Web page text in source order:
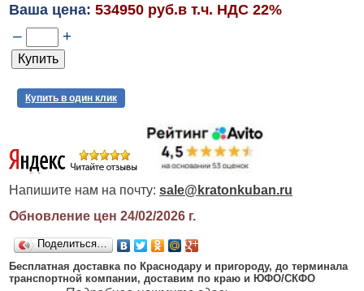
Ваша цена: 534950 руб.в т.ч. НДС 22%
– +
Купить в один клик
Напишите нам на почту: sale@kratonkuban.ru
Обновление цен 24/02/2026г.
Поделиться…
Бесплатная доставка по Краснодару и пригороду, до терминала
транспортной компании, доставим по краю и ЮФО/СКФО